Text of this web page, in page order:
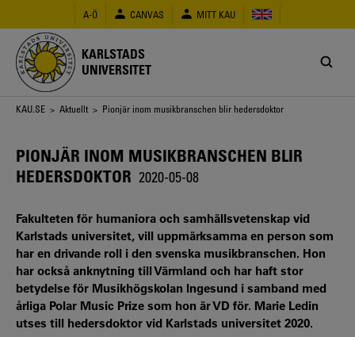
huvudinnehåll
A-Ö CANVAS MITT KAU
KARLSTADS
UNIVERSITET
Länkstig
KAU.SE > Aktuellt > Pionjär inom musikbranschen blir hedersdoktor
PIONJÄR INOM MUSIKBRANSCHEN BLIR
HEDERSDOKTOR 2020-05-08
Fakulteten för humaniora och samhällsvetenskap vid
Karlstads universitet, vill uppmärksamma en person som
har en drivande roll i den svenska musikbranschen. Hon
har också anknytning till Värmland och har haft stor
betydelse för Musikhögskolan Ingesund i samband med
årliga Polar Music Prize som hon är VD för. Marie Ledin
utses till hedersdoktor vid Karlstads universitet 2020.